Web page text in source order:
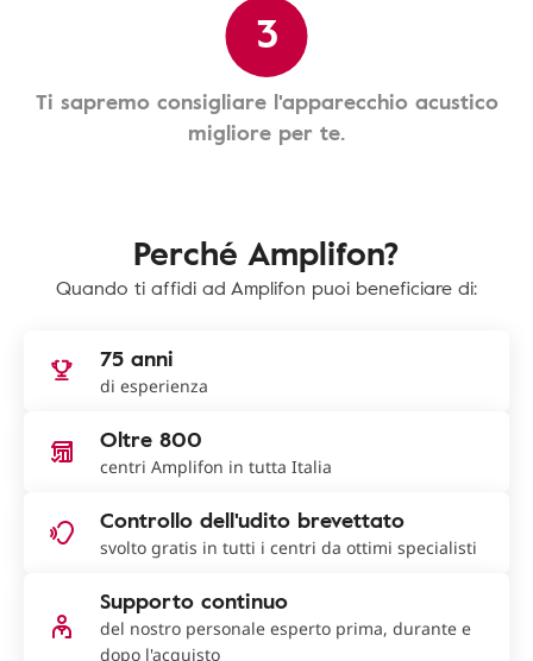
3
Ti sapremo consigliare l'apparecchio acustico
migliore per te.
Perché Amplifon?
Quando ti affidi ad Amplifon puoi beneficiare di:
75 anni
di esperienza
Oltre 800
centri Amplifon in tutta Italia
Controllo dell'udito brevettato
svolto gratis in tutti i centri da ottimi specialisti
Supporto continuo
del nostro personale esperto prima, durante e
dopo l'acquisto